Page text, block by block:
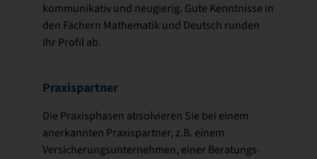
kommunikativ und neugierig. Gute Kenntnisse in
den Fächern Mathematik und Deutsch runden
Ihr Profil ab.
Praxispartner
Die Praxisphasen absolvieren Sie bei einem
anerkannten Praxispartner, z.B. einem
Versicherungsunternehmen, einer Beratungs-